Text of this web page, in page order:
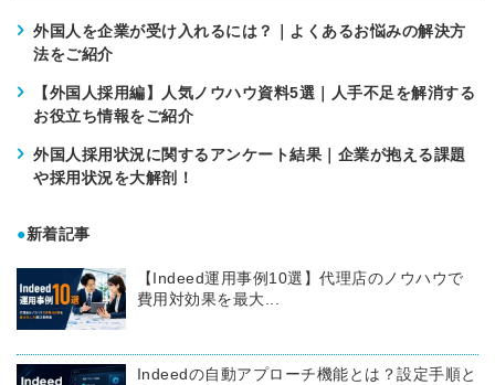
外国人を企業が受け入れるには？｜よくあるお悩みの解決方
法をご紹介
【外国人採用編】人気ノウハウ資料5選｜人手不足を解消する
お役立ち情報をご紹介
外国人採用状況に関するアンケート結果｜企業が抱える課題
や採用状況を大解剖！
●新着記事
【Indeed運用事例10選】代理店のノウハウで
費用対効果を最大...
Indeedの自動アプローチ機能とは？設定手順と